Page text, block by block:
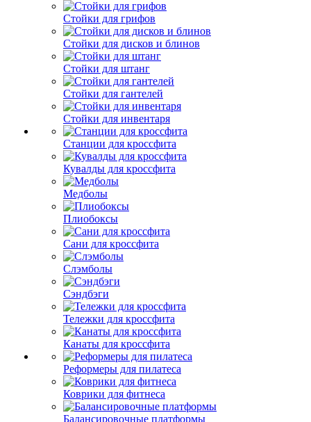
Стойки для грифов
Стойки для дисков и блинов
Стойки для штанг
Стойки для гантелей
Стойки для инвентаря
Станции для кроссфита
Кувалды для кроссфита
Медболы
Плиобоксы
Сани для кроссфита
Слэмболы
Сэндбэги
Тележки для кроссфита
Канаты для кроссфита
Реформеры для пилатеса
Коврики для фитнеса
Балансировочные платформы